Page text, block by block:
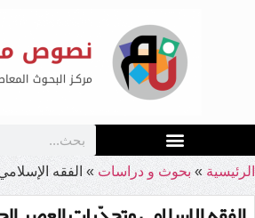
الرئيسية » بحوث و دراسات » الفقه